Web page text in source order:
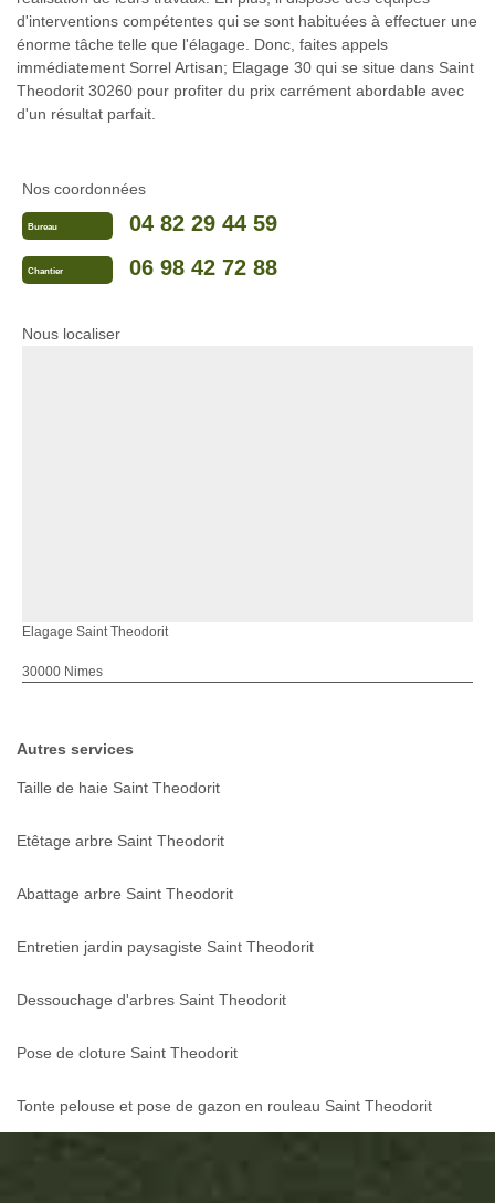
d'interventions compétentes qui se sont habituées à effectuer une
énorme tâche telle que l'élagage. Donc, faites appels
immédiatement Sorrel Artisan; Elagage 30 qui se situe dans Saint
Theodorit 30260 pour profiter du prix carrément abordable avec
d'un résultat parfait.
Nos coordonnées
Bureau 04 82 29 44 59
Chantier 06 98 42 72 88
Nous localiser
Elagage Saint Theodorit
30000 Nimes
Autres services
Taille de haie Saint Theodorit
Etêtage arbre Saint Theodorit
Abattage arbre Saint Theodorit
Entretien jardin paysagiste Saint Theodorit
Dessouchage d'arbres Saint Theodorit
Pose de cloture Saint Theodorit
Tonte pelouse et pose de gazon en rouleau Saint Theodorit